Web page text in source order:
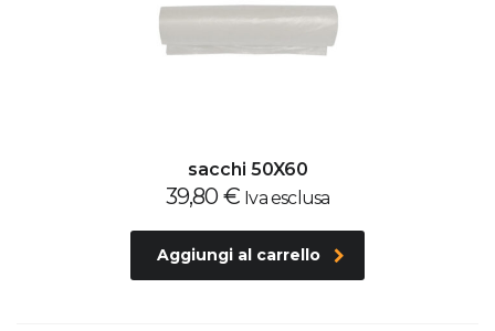
sacchi 50X60
39,80 € Iva esclusa
Aggiungi al carrello